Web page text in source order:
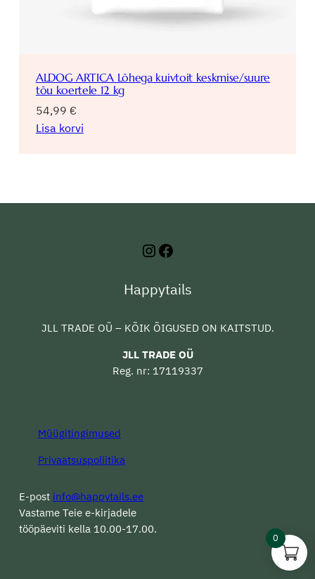
ALDOG ARTICA Lõhega kuivtoit keskmise/suure
tõu koertele 12 kg
54,99 €
Lisa korvi
Instagram
Facebook
Happytails
JLL TRADE OÜ – KÕIK ÕIGUSED ON KAITSTUD.
JLL TRADE OÜ
Reg. nr: 17119337
Müügitingimused
Privaatsuspoliitika
E-post info@happytails.ee
Vastame Teie e-kirjadele
tööpäeviti kella 10.00-17.00.
0